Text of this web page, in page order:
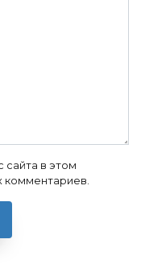
сайта в этом
комментариев.